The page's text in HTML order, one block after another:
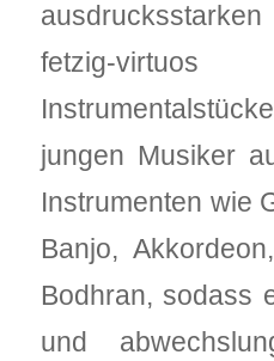
fetzig-virtuos
jungen Musiker
Instrumenten wie
Banjo,
Bodhran, sodass
und